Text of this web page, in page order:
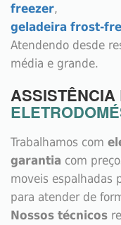
freezer,
geladeira frost-
Atendendo desde
média e grande.
Trabalhamos com
garantia com
moveis espalhadas
para atender de
Nossos técnicos